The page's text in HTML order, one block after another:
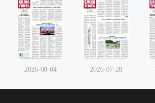
2026-08-04 2026-07-28